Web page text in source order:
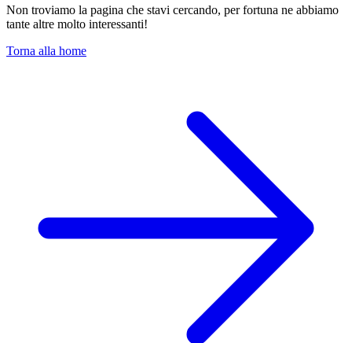
Non troviamo la pagina che stavi cercando, per fortuna ne abbiamo
tante altre molto interessanti!
Torna alla home